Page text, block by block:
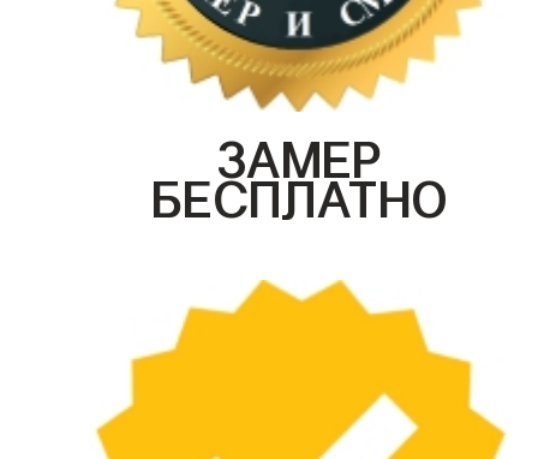
ЗАМЕР
БЕСПЛАТНО